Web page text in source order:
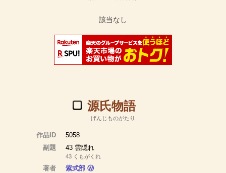
源氏物語
げんじものがたり
作品ID
5058
副題
43 雲隠れ
43 くもがくれ
著者 紫式部 Ⓦ